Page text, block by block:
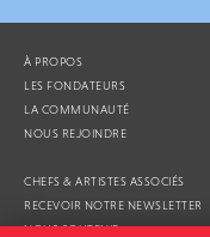
À PROPOS
LES FONDATEURS
LA COMMUNAUTÉ
NOUS REJOINDRE
CHEFS & ARTISTES ASSOCIÉS
RECEVOIR NOTRE NEWSLETTER
NOUS SOUTENIR